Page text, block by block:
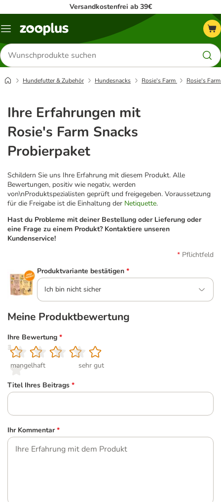
Versandkostenfrei ab 39€
Menü
Produkte
suchen
Hundefutter & Zubehör Hundesnacks Rosie's Farm Rosie's
Ihre Erfahrungen mit
Rosie's Farm Snacks
Probierpaket
Schildern Sie uns Ihre Erfahrung mit diesem Produkt. Alle
Bewertungen, positiv wie negativ, werden
von\nProduktspezialisten geprüft und freigegeben. Voraussetzung
für die Freigabe ist die Einhaltung der Netiquette.
Hast du Probleme mit deiner Bestellung oder Lieferung oder
eine Frage zu einem Produkt? Kontaktiere unseren
Kundenservice!
Pflichtfeld
Produktvariante bestätigen *
Ich bin nicht sicher
Meine Produktbewertung
Ihre Bewertung *
1
mangelhaft
2
3
4
5
sehr gut
Titel Ihres Beitrags *
Ihr Kommentar *